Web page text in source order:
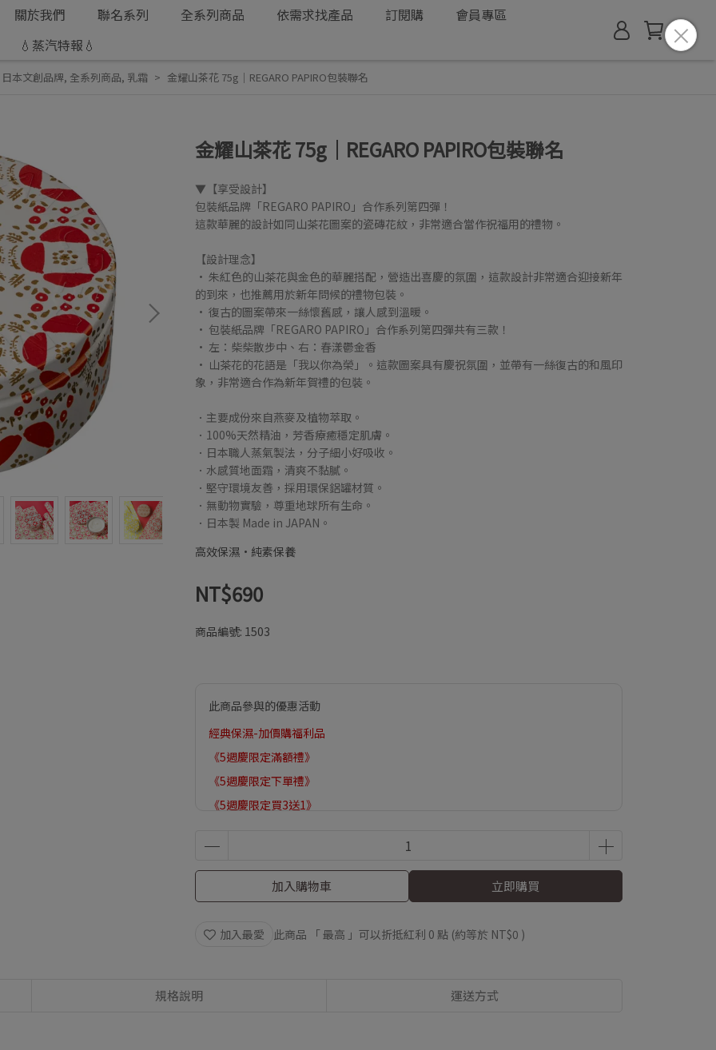
關於我們 聯名系列 全系列商品 依需求找產品 訂閱購
會員專區
💧蒸汽特報💧
日本文創品牌, 全系列商品, 乳霜 金耀山茶花 75g｜REGARO PAPIRO包裝聯名
金耀山茶花 75g｜REGARO PAPIRO包裝聯名
▼【享受設計】
包裝紙品牌「REGARO PAPIRO」合作系列第四彈！
這款華麗的設計如同山茶花圖案的瓷磚花紋，非常適合當作祝福用的禮物。
【設計理念】
• 朱紅色的山茶花與金色的華麗搭配，營造出喜慶的氛圍，這款設計非常適合迎接新年
的到來，也推薦用於新年問候的禮物包裝。
• 復古的圖案帶來一絲懷舊感，讓人感到溫暖。
• 包裝紙品牌「REGARO PAPIRO」合作系列第四彈共有三款！
• 左：柴柴散步中、右：春漾鬱金香
• 山茶花的花語是「我以你為榮」。這款圖案具有慶祝氛圍，並帶有一絲復古的和風印
象，非常適合作為新年賀禮的包裝。
．主要成份來自燕麥及植物萃取。
．100%天然精油，芳香療癒穩定肌膚。
．日本職人蒸氣製法，分子細小好吸收。
．水感質地面霜，清爽不黏膩。
．堅守環境友善，採用環保鋁罐材質。
．無動物實驗，尊重地球所有生命。
．日本製 Made in JAPAN。
高效保濕•純素保養
NT$690
商品編號: 1503
此商品參與的優惠活動
經典保濕-加價購福利品
《5週慶限定滿額禮》
《5週慶限定下單禮》
《5週慶限定買3送1》
加入購物車 立即購買
加入最愛 此商品 「 最高 」可以折抵紅利 0 點 (約等於 NT$0 )
規格說明 運送方式